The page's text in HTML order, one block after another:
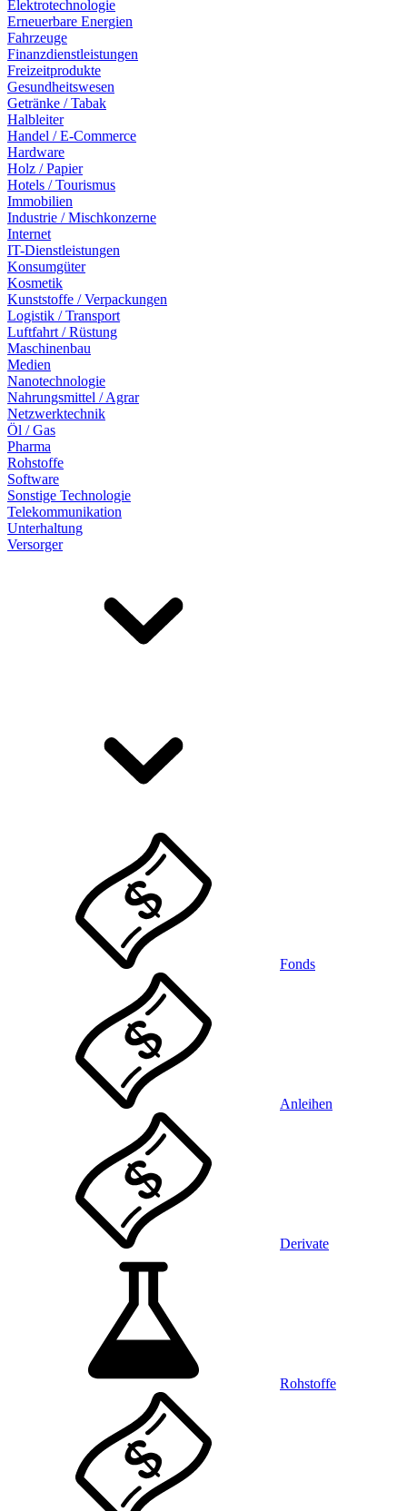
Elektrotechnologie
Erneuerbare Energien
Fahrzeuge
Finanzdienstleistungen
Freizeitprodukte
Gesundheitswesen
Getränke / Tabak
Halbleiter
Handel / E-Commerce
Hardware
Holz / Papier
Hotels / Tourismus
Immobilien
Industrie / Mischkonzerne
Internet
IT-Dienstleistungen
Konsumgüter
Kosmetik
Kunststoffe / Verpackungen
Logistik / Transport
Luftfahrt / Rüstung
Maschinenbau
Medien
Nanotechnologie
Nahrungsmittel / Agrar
Netzwerktechnik
Öl / Gas
Pharma
Rohstoffe
Software
Sonstige Technologie
Telekommunikation
Unterhaltung
Versorger
Fonds
Anleihen
Derivate
Rohstoffe